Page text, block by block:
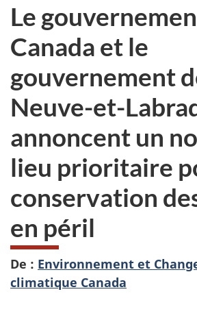
Le
Canada et le
gouvernement
Neuve-et-
annoncent un
lieu prioritaire
conservation
en péril
De : Environnement et
climatique Canada